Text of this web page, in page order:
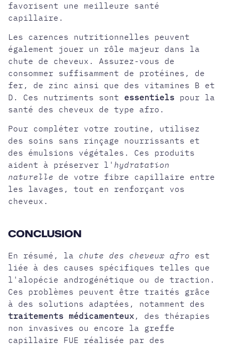
favorisent une meilleure santé
capillaire.
Les carences nutritionnelles peuvent
également jouer un rôle majeur dans la
chute de cheveux. Assurez-vous de
consommer suffisamment de protéines, de
fer, de zinc ainsi que des vitamines B et
D. Ces nutriments sont essentiels pour la
santé des cheveux de type afro.
Pour compléter votre routine, utilisez
des soins sans rinçage nourrissants et
des émulsions végétales. Ces produits
aident à préserver l' hydratation
naturelle de votre fibre capillaire entre
les lavages, tout en renforçant vos
cheveux.
CONCLUSION
En résumé, la chute des cheveux afro est
liée à des causes spécifiques telles que
l' alopécie androgénétique ou de traction .
Ces problèmes peuvent être traités grâce
à des solutions adaptées, notamment des
traitements médicamenteux , des thérapies
non invasives ou encore la greffe
capillaire FUE réalisée par des